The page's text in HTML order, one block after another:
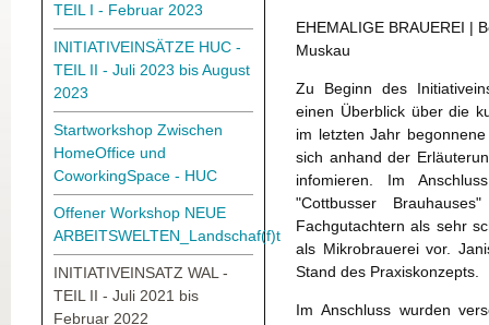
TEIL I - Februar 2023
INITIATIVEINSÄTZE HUC -
TEIL II - Juli 2023 bis August
2023
Startworkshop Zwischen
HomeOffice und
CoworkingSpace - HUC
Offener Workshop NEUE
ARBEITSWELTEN_Landschaf(f)t
INITIATIVEINSATZ WAL -
TEIL II - Juli 2021 bis
Februar 2022
EHEMALIGE BRAUEREI |
Muskau
Zu Beginn des
einen Überblick über die
im letzten Jahr
sich anhand der
infomieren. Im
"Cottbusser
Fachgutachtern als sehr
als Mikrobrauerei vor.
Stand des Praxiskonzepts.
Im Anschluss wurden